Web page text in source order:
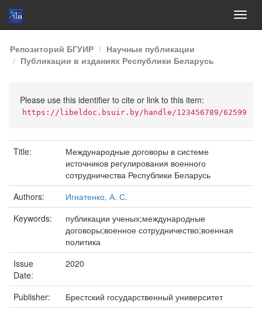
Skip
navigation
Репозиторий БГУИР
Научные публикации
Публикации в изданиях Республики Беларусь
Please use this identifier to cite or link to this item:
https://libeldoc.bsuir.by/handle/123456789/62599
Title:
Международные договоры в системе
источников регулирования военного
сотрудничества Республики Беларусь
Authors:
Игнатенко, А. С.
Keywords:
публикации ученых;международные
договоры;военное сотрудничество;военная
политика
Issue
Date:
2020
Publisher:
Брестский государственный университет